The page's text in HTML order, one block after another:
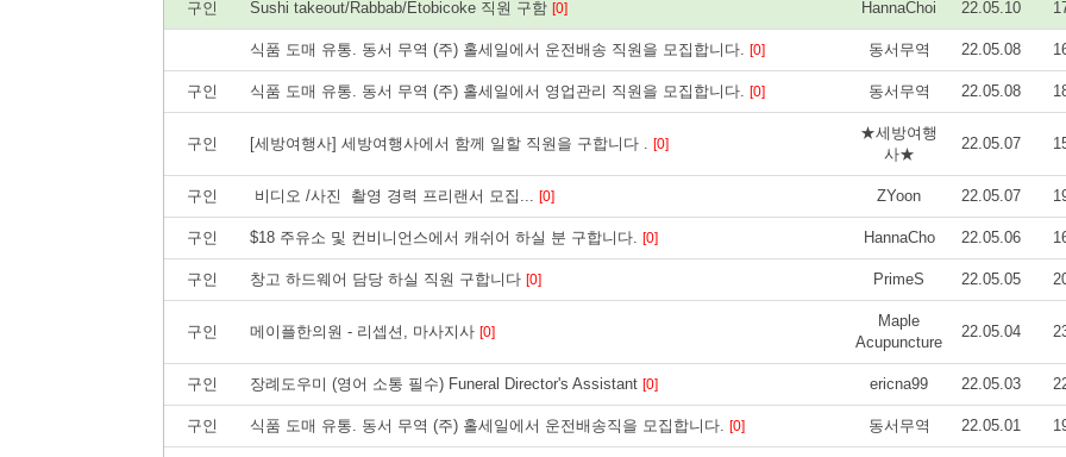
구인 Sushi takeout/Rabbab/Etobicoke 직원 구함 [0] HannaChoi 22.05.10
식품 도매 유통. 동서 무역 (주) 홀세일에서 운전배송 직원을 모집합니다. [0] 동서무역 22.05.08
구인 식품 도매 유통. 동서 무역 (주) 홀세일에서 영업관리 직원을 모집합니다. [0] 동서무역 22.05.08
구인 [세방여행사] 세방여행사에서 함께 일할 직원을 구합니다 . [0]
★세방여행
사★
22.05.07
구인 비디오 /사진 촬영 경력 프리랜서 모집... [0] ZYoon 22.05.07
구인 $18 주유소 및 컨비니언스에서 캐쉬어 하실 분 구합니다. [0] HannaCho 22.05.06
구인 창고 하드웨어 담당 하실 직원 구합니다 [0] PrimeS 22.05.05
구인 메이플한의원 - 리셉션, 마사지사 [0]
Maple
Acupuncture
22.05.04
구인 장례도우미 (영어 소통 필수) Funeral Director's Assistant [0] ericna99 22.05.03
구인 식품 도매 유통. 동서 무역 (주) 홀세일에서 운전배송직을 모집합니다. [0] 동서무역 22.05.01